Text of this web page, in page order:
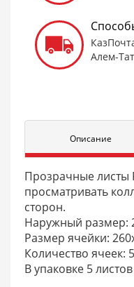
Алем-Тат
Описание
Прозрачные листы
просматривать
сторон.
Наружный размер:
Размер ячейки:
Количество ячеек: 5
В упаковке 5 листов